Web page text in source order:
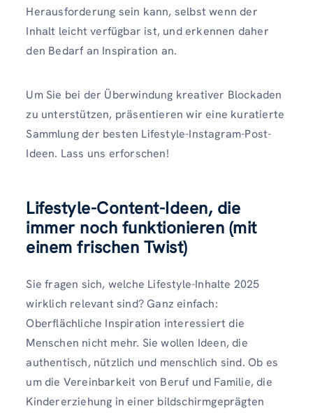
Herausforderung sein kann, selbst wenn der
Inhalt leicht verfügbar ist, und erkennen daher
den Bedarf an Inspiration an.
Um Sie bei der Überwindung kreativer Blockaden
zu unterstützen, präsentieren wir eine kuratierte
Sammlung der besten Lifestyle-Instagram-Post-
Ideen. Lass uns erforschen!
Lifestyle-Content-Ideen, die
immer noch funktionieren (mit
einem frischen Twist)
Sie fragen sich, welche Lifestyle-Inhalte 2025
wirklich relevant sind? Ganz einfach:
Oberflächliche Inspiration interessiert die
Menschen nicht mehr. Sie wollen Ideen, die
authentisch, nützlich und menschlich sind. Ob es
um die Vereinbarkeit von Beruf und Familie, die
Kindererziehung in einer bildschirmgeprägten